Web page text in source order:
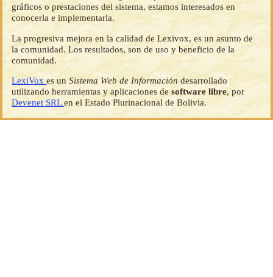
gráficos o prestaciones del sistema, estamos interesados en
conocerla e implementarla.
La progresiva mejora en la calidad de Lexivox, es un asunto de
la comunidad. Los resultados, son de uso y beneficio de la
comunidad.
LexiVoxes unSistema Web de Información desarrollado
utilizando herramientas y aplicaciones desoftware libre, por
Devenet SRLen el Estado Plurinacional de Bolivia.